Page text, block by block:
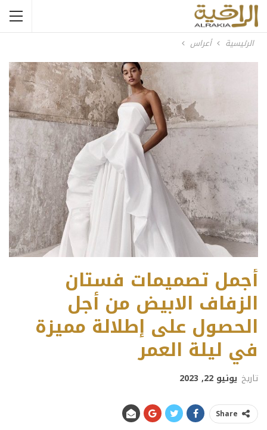
الرئيسية أعراس
أجمل تصميمات فستان
الزفاف الابيض من أجل
الحصول على إطلالة مميزة
في ليلة العمر
تاريخ يونيو 22, 2023
Share